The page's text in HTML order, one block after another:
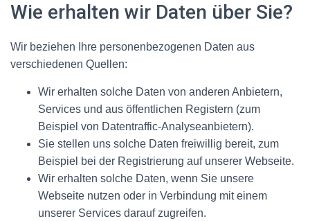
Wie erhalten wir Daten über Sie?
Wir beziehen Ihre personenbezogenen Daten aus
verschiedenen Quellen:
Wir erhalten solche Daten von anderen Anbietern,
Services und aus öffentlichen Registern (zum
Beispiel von Datentraffic-Analyseanbietern).
Sie stellen uns solche Daten freiwillig bereit, zum
Beispiel bei der Registrierung auf unserer Webseite.
Wir erhalten solche Daten, wenn Sie unsere
Webseite nutzen oder in Verbindung mit einem
unserer Services darauf zugreifen.